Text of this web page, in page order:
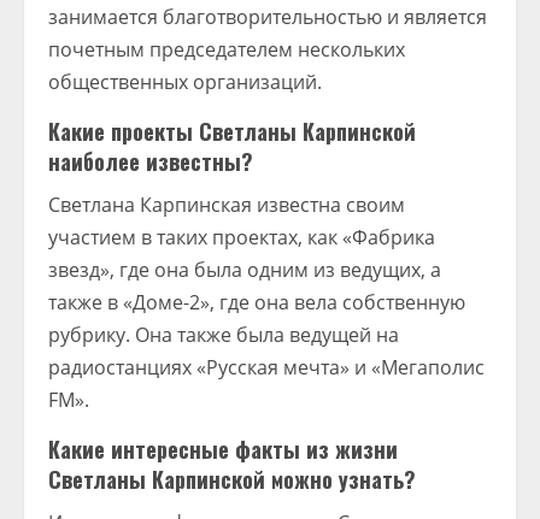
занимается благотворительностью и является
почетным председателем нескольких
общественных организаций.
Какие проекты Светланы Карпинской
наиболее известны?
Светлана Карпинская известна своим
участием в таких проектах, как «Фабрика
звезд», где она была одним из ведущих, а
также в «Доме-2», где она вела собственную
рубрику. Она также была ведущей на
радиостанциях «Русская мечта» и «Мегаполис
FM».
Какие интересные факты из жизни
Светланы Карпинской можно узнать?